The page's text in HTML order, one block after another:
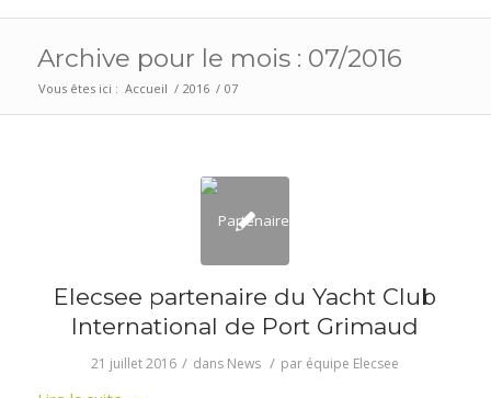
Archive pour le mois : 07/2016
Vous êtes ici : Accueil / 2016 / 07
Elecsee partenaire du Yacht Club
International de Port Grimaud
21 juillet 2016 / dans News / par équipe Elecsee